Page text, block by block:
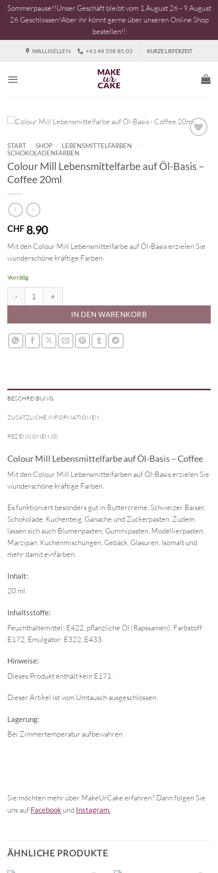
Sommerpause!!Unser Geschäft bleibt vom 1.August 26 - 9.August
26 Geschlossen!Aber ihr könnt gerne über unseren Online Shop
bestellen!!
WALLISELLEN +41 44 558 85 03 KURZE LIEFERZEIT
START / SHOP / LEBENSMITTELFARBEN /
SCHOKOLADENFARBEN
Colour Mill Lebensmittelfarbe auf Öl-Basis –
Coffee 20ml
CHF 8.90
Mit den Colour Mill Lebensmittelfarbe auf Öl-Basis erzielen Sie
wunderschöne kräftige Farben.
Vorrätig
IN DEN WARENKORB
BESCHREIBUNG
ZUSÄTZLICHE INFORMATIONEN
REZENSIONEN (0)
Colour Mill Lebensmittelfarbe auf Öl-Basis – Coffee
Mit den Colour Mill Lebensmittelfarben auf Öl-Basis erzielen Sie
wunderschöne kräftige Farben.
Es funktioniert besonders gut in Buttercreme, Schweizer Baiser,
Schokolade, Kuchenteig, Ganache und Zuckerpasten. Zudem
lassen sich auch Blumenpasten, Gummipasten, Modellierpasten,
Marzipan, Kuchenmischungen, Gebäck, Glasuren, Isomalt und
mehr damit einfärben.
Inhalt:
20 ml
Inhaltsstoffe:
Feuchthaltemittel: E422, pflanzliche Öl (Rapssamen), Farbstoff:
E172, Emulgator: E322, E433.
Hinweise:
Dieses Produkt enthält kein E171.
Dieser Artikel ist vom Umtausch ausgeschlossen.
Lagerung:
Bei Zimmertemperatur aufbewahren.
Sie möchten mehr über MakeUrCake erfahren? Dann folgen Sie
uns auf Facebook und Instagram.
ÄHNLICHE PRODUKTE